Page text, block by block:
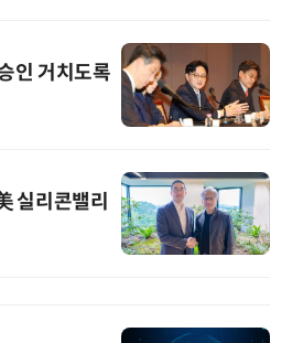
인 거치도록
실리콘밸리